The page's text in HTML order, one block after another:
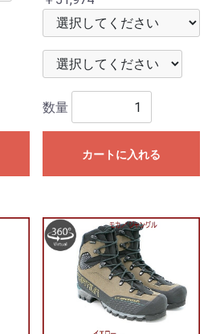
数量
カートに入れる